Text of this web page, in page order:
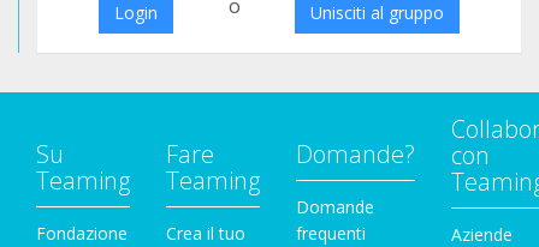
Login o Unisciti al gruppo
Su
Teaming
Fondazione
Fare
Teaming
Crea il tuo
Domande?
Domande
frequenti
con
Aziende